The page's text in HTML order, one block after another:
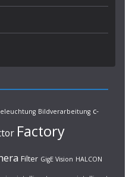
Bildverarbeitung c-
Factory
Filter GigE Vision HALCON